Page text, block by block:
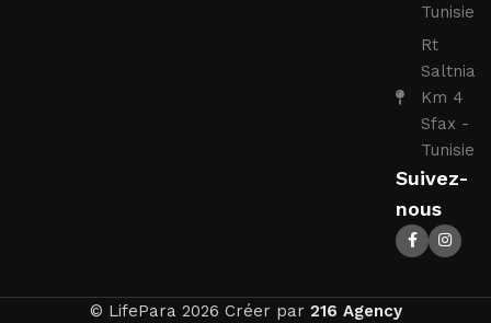
Tunisie
Rt
Saltnia
Km 4
Sfax -
Tunisie
Suivez-
nous
© LifePara 2026 Créer par 216 Agency